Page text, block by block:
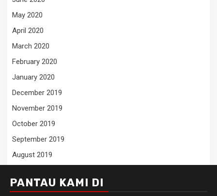
May 2020
April 2020
March 2020
February 2020
January 2020
December 2019
November 2019
October 2019
September 2019
August 2019
PANTAU KAMI DI